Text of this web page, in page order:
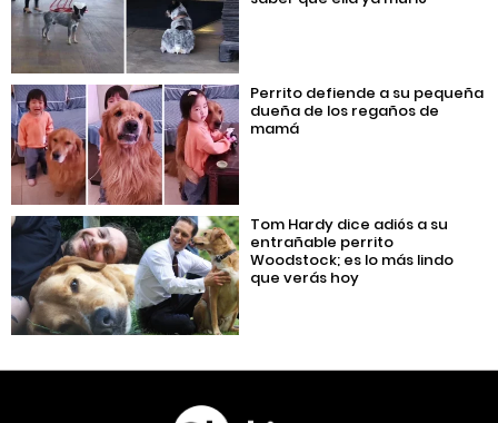
Perrito defiende a su pequeña
dueña de los regaños de
mamá
Tom Hardy dice adiós a su
entrañable perrito
Woodstock; es lo más lindo
que verás hoy